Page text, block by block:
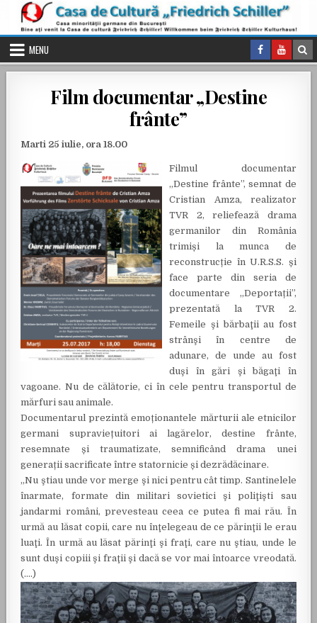
Skip to content
MENU
Film documentar „Destine
frânte”
Marti 25 iulie, ora 18.00
Filmul documentar
„Destine frânte”, semnat de
Cristian Amza, realizator
TVR 2, reliefează drama
germanilor din România
trimiși la munca de
reconstrucție în U.R.S.S. și
face parte din seria de
documentare „Deportații”,
prezentată la TVR 2.
Femeile şi bărbaţii au fost
strânşi în centre de
adunare, de unde au fost
duşi în gări şi băgaţi în
vagoane. Nu de călătorie, ci în cele pentru transportul de
mărfuri sau animale.
Documentarul prezintă emoționantele mărturii ale etnicilor
germani supraviețuitori ai lagărelor, destine frânte,
resemnate și traumatizate, semnificând drama unei
generații sacrificate între statornicie și dezrădăcinare.
„Nu ştiau unde vor merge şi nici pentru cât timp. Santinelele
înarmate, formate din militari sovietici şi poliţişti sau
jandarmi români, prevesteau ceea ce putea fi mai rău. În
urmă au lăsat copii, care nu înţelegeau de ce părinţii le erau
luaţi. În urmă au lăsat părinţi şi fraţi, care nu ştiau, unde le
sunt duşi copiii şi fraţii şi dacă se vor mai întoarce vreodată.
(….)